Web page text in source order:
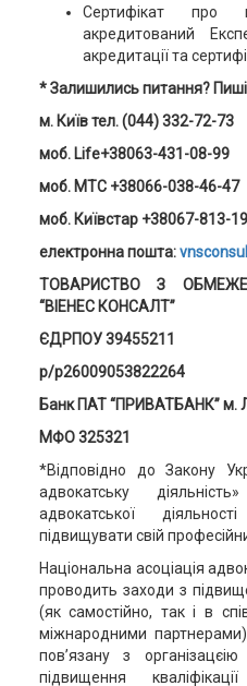
Сертифікат про
акредитований
акредитації та
* Залишились питання?
м. Київ тел. (044) 332-72-73
моб. Life+38063-431-08-99
моб. MTC +38066-038-46-47
моб. Київстар +38067-813-
електронна пошта:
ТОВАРИСТВО З
“ВІЕНЕС КОНСАЛТ”
ЄДРПОУ 39455211
р/р26009053822264
Банк ПАТ “ПРИВАТБАНК” м.
МФО 325321
*Відповідно до Закону
адвокатську
адвокатської
підвищувати свій
Національна асоціація
проводить заходи з
(як самостійно, так і в
міжнародними
пов’язану з
підвищення